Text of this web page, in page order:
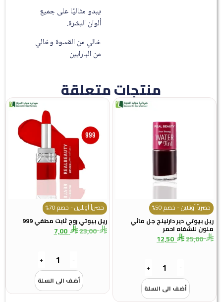
يبدو مثاليًا على جميع
ألوان البشرة.
خالي من القسوة وخالي
من البارابين
منتجات متعلقة
حصرياً أونلاين - خصم 50%
ريل بيوتي دير دارلينج جل مائي
ملون للشفاه احمر
25,00
12,50
-
+
أضف الى السلة
حصرياً أونلاين - خصم 70%
ريل بيوتي روج ثابت مطفي 999
23,00
7,00
-
+
أضف الى السلة